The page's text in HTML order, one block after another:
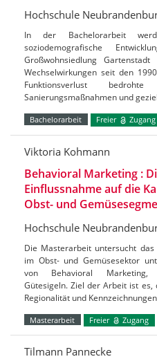
Hochschule
In der Bachelorarbeit
soziodemografische
Großwohnsiedlung
Wechselwirkungen seit den
Funktionsverlust
Sanierungsmaßnahmen und
Bachelorarbeit Freier Zugang
Viktoria Kohmann
Behavioral Marketing :
Einflussnahme auf die
Obst- und
Hochschule
Die Masterarbeit untersucht
im Obst- und Gemüsesektor
von Behavioral Marketing,
Gütesigeln. Ziel der Arbeit ist es,
Regionalität und
Masterarbeit Freier Zugang
Tilmann Pannecke